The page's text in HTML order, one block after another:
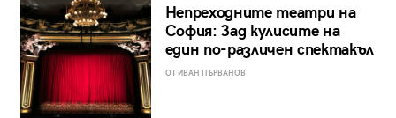
Непреходните театри на
София: Зад кулисите на
един по-различен спектакъл
ОТ ИВАН ПЪРВАНОВ